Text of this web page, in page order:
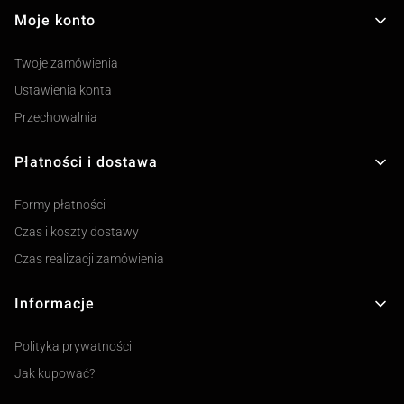
Moje konto
Twoje zamówienia
Ustawienia konta
Przechowalnia
Płatności i dostawa
Formy płatności
Czas i koszty dostawy
Czas realizacji zamówienia
Informacje
Polityka prywatności
Jak kupować?